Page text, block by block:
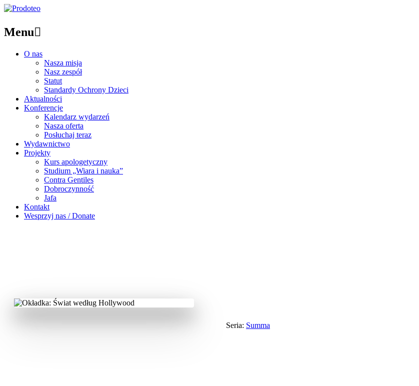
Menu
O nas
Nasza misja
Nasz zespół
Statut
Standardy Ochrony Dzieci
Aktualności
Konferencje
Kalendarz wydarzeń
Nasza oferta
Posłuchaj teraz
Wydawnictwo
Projekty
Kurs apologetyczny
Studium „Wiara i nauka”
Contra Gentiles
Dobroczynność
Jafa
Kontakt
Wesprzyj nas / Donate
Seria: Summa